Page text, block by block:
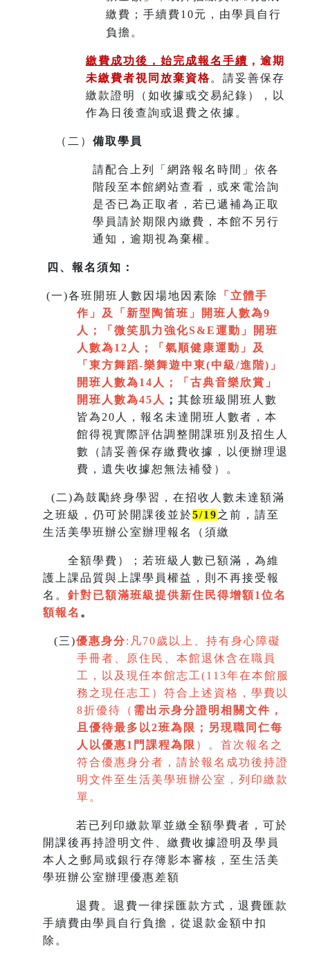
繳費；手續費10元，由學員自行
負擔。
繳費成功後，始完成報名手續 ，逾期
未繳費者視同放棄資格。請妥善保存
繳款證明（如收據或交易紀錄），以
作為日後查詢或退費之依據。
（二） 備取學員
請配合上列「網路報名時間」依各
階段至本館網站查看，或來電洽詢
是否已為正取者，若已遞補為正取
學員請於期限內繳費，本館不另行
通知，逾期視為棄權。
四、報名須知：
(一)各班開班人數因場地因素除
「立體手
作」及「新型陶笛班」開班人數為9
人
；
「微笑肌力強化S&E運動」開班
人數為12人；「氣順健康運動」及
「 東方舞蹈-樂舞遊中東(中級/進階)」
開班人數為14人
； 「 古典音樂欣賞 」
開班人數為45人
； 其餘班級開班人數
皆為20人，報名未達開班人數者，本
館得視實際評估調整開課班別及招生人
數（請妥善保存繳費收據，以便辦理退
費，遺失收據恕無法補發）。
( 二)為鼓勵終身學習，在招收人數未達額滿
之班級，仍可於開課後並於5/19之前，請至
生活美學班辦公室辦理報名（須繳
全額學費）；若班級人數已額滿，為維
護上課品質與上課學員權益，則不再接受報
名。 針對已額滿班級提供新住民得增額1 位名
額報名 。
(三)優惠身分: 凡70歲以上、持有身心障礙
手冊者、原住民、本館退休含在職員
工，以及現任本館志工(113年在本館服
務之現任志工）符合上述資格，學費以
8折優待（ 需出示身分證明相關文件，
且優待最多以2班為限 ； 另現職同仁每
人以優惠1門課程為限 ）。首次報名之
符合優惠身分者，請於報名成功後持證
明文件至生活美學班辦公室，列印繳款
單。
若已列印繳款單並繳全額學費者，可於
開課後再持證明文件、繳費收據證明及學員
本人之郵局或銀行存簿影本審核，至生活美
學班辦公室辦理優惠差額
退費。退費一律採匯款方式，退費匯款
手續費由學員自行負擔，從退款金額中扣
除。